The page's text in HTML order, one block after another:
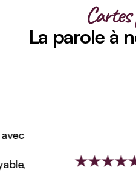
Cartes
La parole à